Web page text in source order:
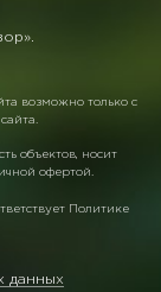
возможно только с
объектов, носит
офертой.
Политике
данных